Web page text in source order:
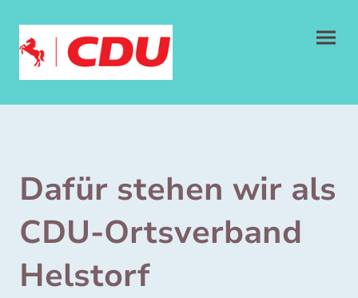
Dafür stehen wir als
CDU-Ortsverband
Helstorf